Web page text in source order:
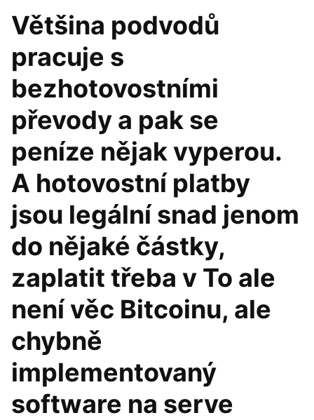
Většina podvodů
pracuje s
bezhotovostními
převody a pak se
peníze nějak vyperou.
A hotovostní platby
jsou legální snad jenom
do nějaké částky,
zaplatit třeba v To ale
není věc Bitcoinu, ale
chybně
implementovaný
software na serve